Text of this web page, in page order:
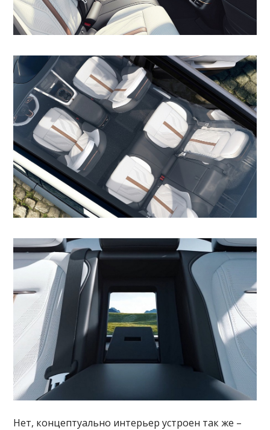
Нет, концептуально интерьер устроен так же –